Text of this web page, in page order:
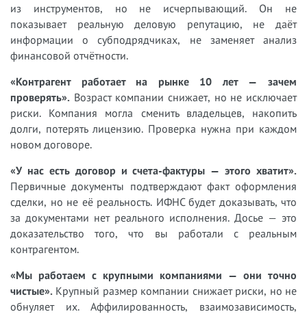
из инструментов, но не исчерпывающий. Он не
показывает реальную деловую репутацию, не даёт
информации о субподрядчиках, не заменяет анализ
финансовой отчётности.
«Контрагент работает на рынке 10 лет — зачем
проверять». Возраст компании снижает, но не исключает
риски. Компания могла сменить владельцев, накопить
долги, потерять лицензию. Проверка нужна при каждом
новом договоре.
«У нас есть договор и счета-фактуры — этого хватит».
Первичные документы подтверждают факт оформления
сделки, но не её реальность. ИФНС будет доказывать, что
за документами нет реального исполнения. Досье — это
доказательство того, что вы работали с реальным
контрагентом.
«Мы работаем с крупными компаниями — они точно
чистые». Крупный размер компании снижает риски, но не
обнуляет их. Аффилированность, взаимозависимость,